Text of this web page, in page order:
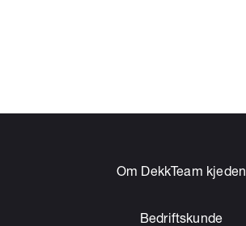
Om DekkTeam kjeden
Bedriftskunde